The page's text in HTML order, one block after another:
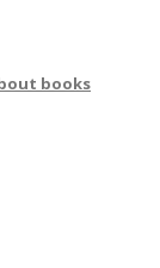
books